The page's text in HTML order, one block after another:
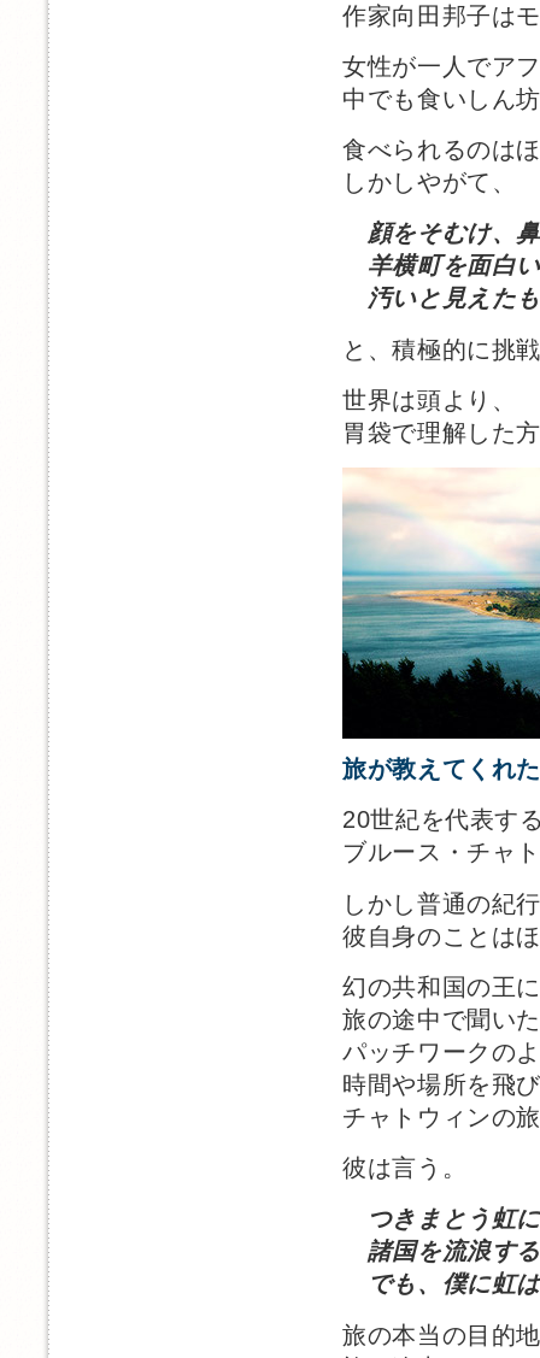
作家向田邦子は
女性が一人でア
中でも食いしん
食べられるのは
しかしやがて、
顔をそむけ、
羊横町を面白
汚いと見えた
と、積極的に挑
世界は頭より、
胃袋で理解した
旅が教えてくれ
20世紀を代表す
ブルース・チャ
しかし普通の紀
彼自身のことは
幻の共和国の王
旅の途中で聞い
パッチワークの
時間や場所を飛
チャトウィンの
彼は言う。
つきまとう虹
諸国を流浪す
でも、僕に虹
旅の本当の目的